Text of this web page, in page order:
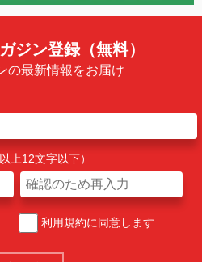
ジン登録（無料）
の最新情報をお届け
上12文字以下）
利用規約に同意します